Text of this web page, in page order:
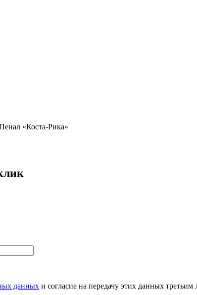
«Коста-Рика»
данных и согласие на передачу этих данных третьим